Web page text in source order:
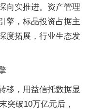
向实推进。资产管理
擎，标品投资占据主
度拓展，行业生态发
移，用益信托数据显
突破10万亿元后，